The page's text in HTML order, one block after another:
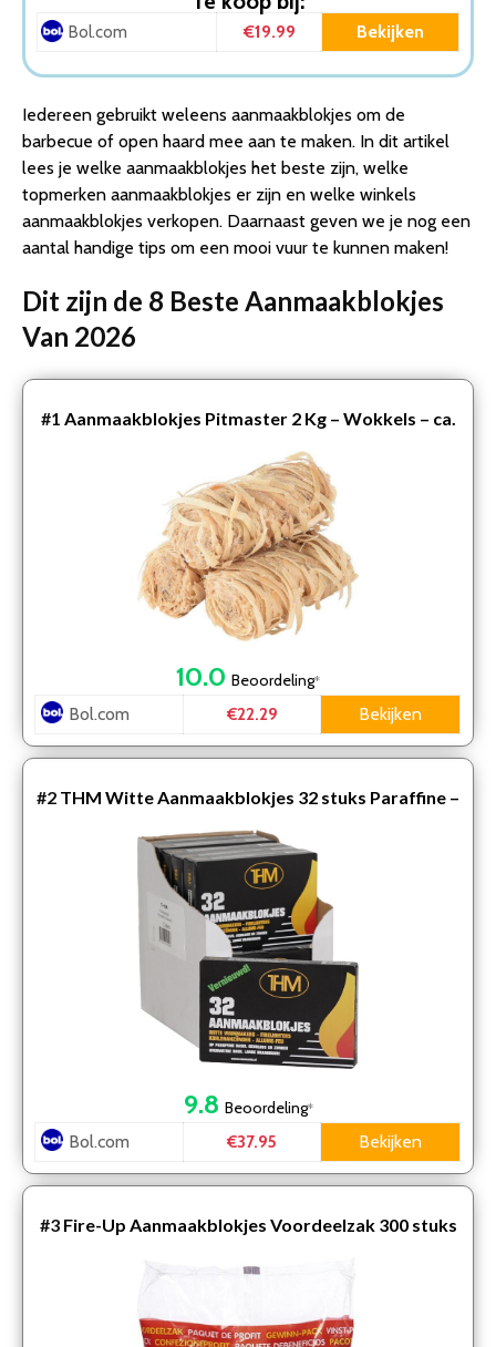
3. Fire-Up Aanmaakblokjes Voordeelzak 300 stuks
4. Grillas Aanmaakblokjes voor openhaard en barbecue –
10kg – 670 stuks
5. Samba Aanmaakblokjes Bruin (32 Stuks) –
Milieuvriendelijk
6. Fire Up Houtwol Aanmaakkrullen Voordeelbox 150
stuks – Milieuvriendelijk – CO2 Neutraal – Ca. 2,25 k…
7. Aanmaakkrullen houtwol 130 stuks 1,5kg FSC®
8. Samba aanmaakblokjes 32 stuks wit bbq Open haard
Conclusie
Bol.com €19.99 Bekijken
Iedereen gebruikt weleens aanmaakblokjes om de
barbecue of open haard mee aan te maken. In dit artikel
lees je welke aanmaakblokjes het beste zijn, welke
topmerken aanmaakblokjes er zijn en welke winkels
aanmaakblokjes verkopen. Daarnaast geven we je nog een
aantal handige tips om een mooi vuur te kunnen maken!
Dit zijn de 8 Beste Aanmaakblokjes
Van 2026
#1 Aanmaakblokjes Pitmaster 2 Kg – Wokkels – ca.
150 stuks
10.0 Beoordeling*
Bol.com €22.29 Bekijken
#2 THM Witte Aanmaakblokjes 32 stuks Paraffine –
omdoos van 24 pakjes
9.8 Beoordeling*
Bol.com €37.95 Bekijken
#3 Fire-Up Aanmaakblokjes Voordeelzak 300 stuks